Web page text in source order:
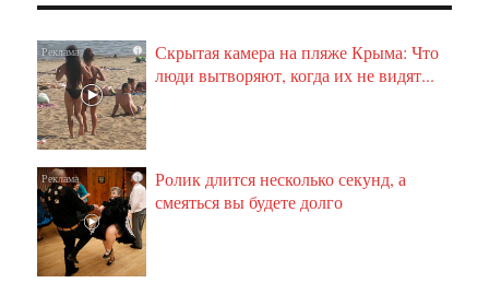
i
Скрытая камера на пляже Крыма: Что
люди вытворяют, когда их не видят...
i
Ролик длится несколько секунд, а
смеяться вы будете долго